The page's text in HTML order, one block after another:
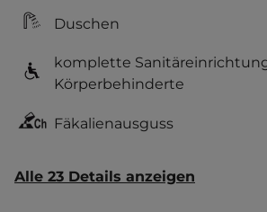
Duschen
komplette
Körperbehinderte
Fäkalienausguss
Alle 23 Details anzeigen